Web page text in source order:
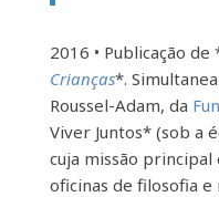
2016 • Publicação de
Crianças*.
Roussel-Adam, da
Viver Juntos* (sob a
cuja missão
oficinas de filosofia e